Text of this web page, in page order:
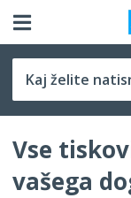
Izberite
Vse
vašega